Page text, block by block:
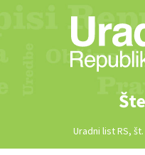
Uradni list RS,